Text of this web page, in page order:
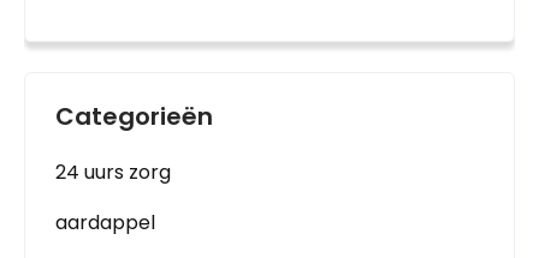
Categorieën
24 uurs zorg
aardappel